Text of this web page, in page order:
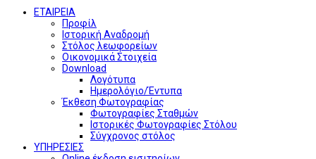
ΕΤΑΙΡΕΙΑ
Προφίλ
Ιστορική Αναδρομή
Στόλος λεωφορείων
Οικονομικά Στοιχεία
Download
Λογότυπα
Ημερολόγιο/Έντυπα
Έκθεση Φωτογραφίας
Φωτογραφίες Σταθμών
Ιστορικές Φωτογραφίες Στόλου
Σύγχρονος στόλος
ΥΠΗΡΕΣΙΕΣ